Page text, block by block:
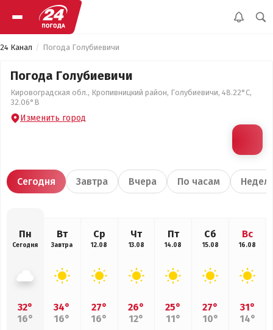
24 Канал Погода Голубиевичи
Погода Голубиевичи
Кировоградская обл., Кропивницкий район, Голубиевичи, 48.22°С,
32.06°В
Изменить город
Сегодня Завтра Вчера По часам
Пн
Сегодня
32°
16°
Вт
Завтра
34°
16°
Ср
12.08
27°
16°
Чт
13.08
26°
12°
Пт
14.08
25°
11°
Сб
15.08
27°
10°
Вс
16.08
31°
14°